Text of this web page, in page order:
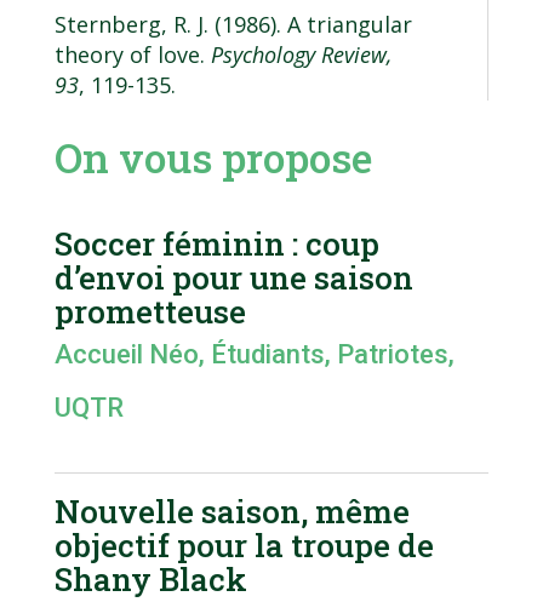
Sternberg, R. J. (1986). A triangular
theory of love. Psychology Review,
93, 119-135.
On vous propose
Soccer féminin : coup
d’envoi pour une saison
prometteuse
Accueil Néo, Étudiants, Patriotes,
UQTR
Nouvelle saison, même
objectif pour la troupe de
Shany Black